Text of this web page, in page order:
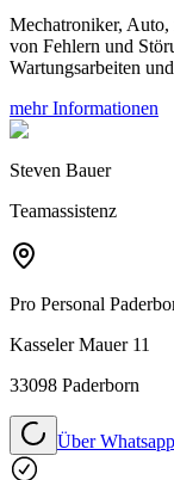
Mechatroniker,
von Fehlern und
Wartungsarbeiten
mehr Informationen
Steven Bauer
Teamassistenz
Pro Personal
Kasseler Mauer 11
33098 Paderborn
Über